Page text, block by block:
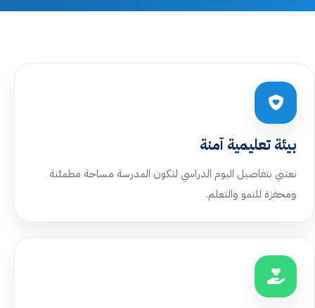
بيئة تعليمية آمنة
نعتني بتفاصيل اليوم الدراسي لتكون المدرسة مساحة مطمئنة
ومحفزة للنمو والتعلم.